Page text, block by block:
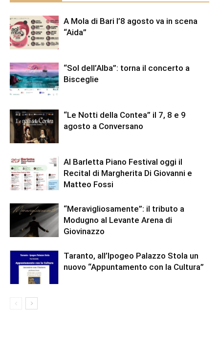
A Mola di Bari l’8 agosto va in scena
“Aida”
“Sol dell’Alba”: torna il concerto a
Bisceglie
“Le Notti della Contea” il 7, 8 e 9
agosto a Conversano
Al Barletta Piano Festival oggi il
Recital di Margherita Di Giovanni e
Matteo Fossi
“Meravigliosamente”: il tributo a
Modugno al Levante Arena di
Giovinazzo
Taranto, all’Ipogeo Palazzo Stola un
nuovo “Appuntamento con la Cultura”